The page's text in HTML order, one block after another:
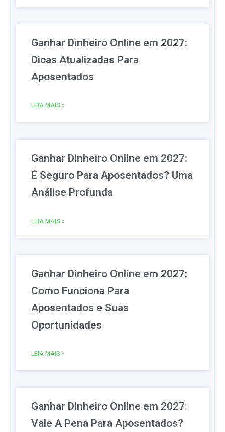
Ganhar Dinheiro Online em 2027:
Dicas Atualizadas Para
Aposentados
LEIA MAIS »
Ganhar Dinheiro Online em 2027:
É Seguro Para Aposentados? Uma
Análise Profunda
LEIA MAIS »
Ganhar Dinheiro Online em 2027:
Como Funciona Para
Aposentados e Suas
Oportunidades
LEIA MAIS »
Ganhar Dinheiro Online em 2027:
Vale A Pena Para Aposentados?